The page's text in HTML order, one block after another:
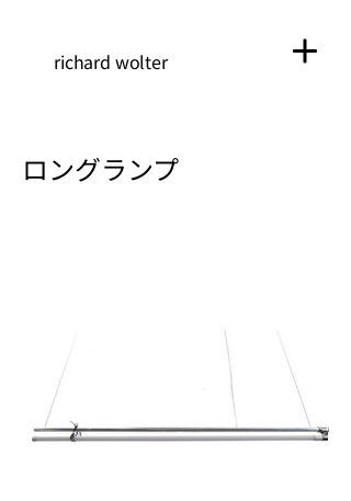
richard wolter
ロングランプ